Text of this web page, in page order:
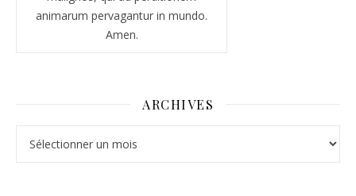
animarum pervagantur in mundo.
Amen.
ARCHIVES